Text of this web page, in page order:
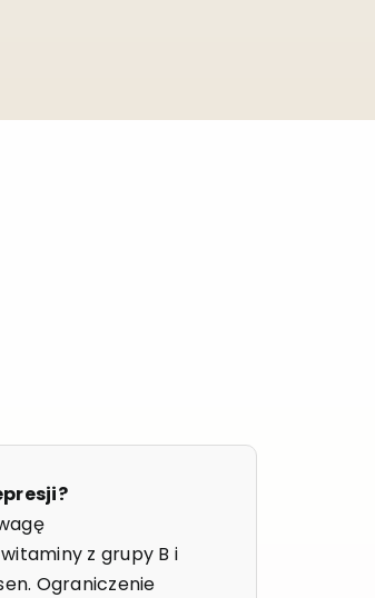
z grupy B i
Ograniczenie